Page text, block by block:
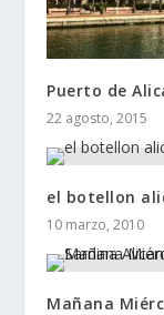
Puerto de
22 agosto, 2015
el botellon
10 marzo, 2010
Mañana